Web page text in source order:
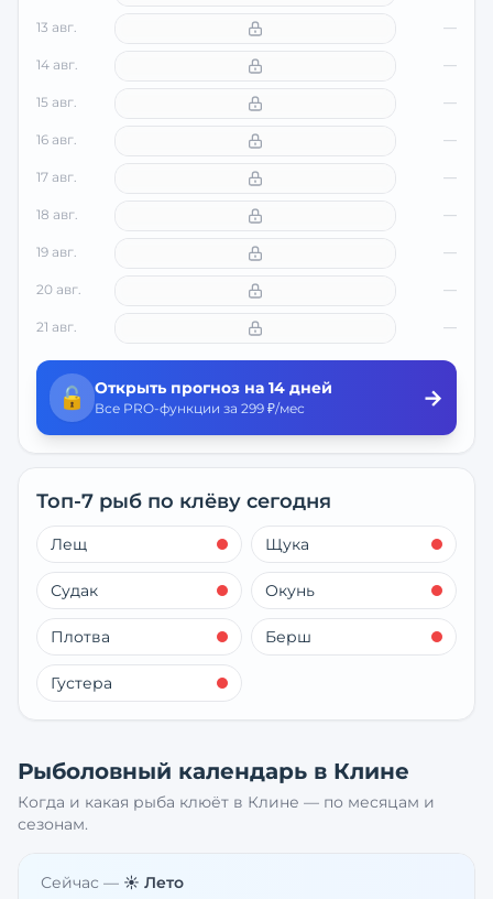
13 авг. —
14 авг. —
15 авг. —
16 авг. —
17 авг. —
18 авг. —
19 авг. —
20 авг. —
21 авг. —
🔓 Открыть прогноз на 14 дней
Все PRO-функции за 299 ₽/мес →
Топ-7 рыб по клёву сегодня
Лещ Щука
Судак Окунь
Плотва Берш
Густера
Рыболовный календарь в Клине
Когда и какая рыба клюёт в Клине — по месяцам и
сезонам.
Сейчас — ☀️ Лето